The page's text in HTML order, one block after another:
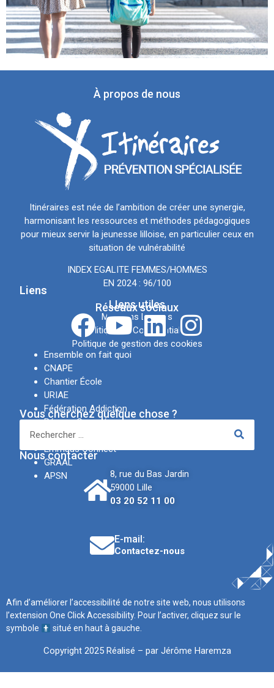
À propos de nous
Itinéraires est née de l’ambition de créer une synergie,
harmonisant les ressources et méthodes pédagogiques
pour mieux servir la jeunesse lilloise, en particulier ceux en
situation de vulnérabilité
INDEX EGALITE FEMMES/HOMMES
EN 2024 : 96/100
LIens utiles
Mentions Légales
Politique de Confidentialité
Politique de gestion des cookies
Liens
Réseaux sociaux
Ensemble on fait quoi
CNAPE
Chantier École
URIAE
Fédération Addiction
Réseau Canopé
IREV
Emmaüs Connect
GRAAL
APSN
Vous cherchez quelque chose ?
Nous contacter
8, rue du Bas Jardin
59000 Lille
03 20 52 11 00
E-mail:
Contactez-nous
Afin d’améliorer l’accessibilité de notre site web, nous utilisons
l’extension One Click Accessibility. Pour l’activer, cliquez sur le
symbole
situé en haut à gauche.
Copyright 2025 Réalisé – par Jérôme Haremza